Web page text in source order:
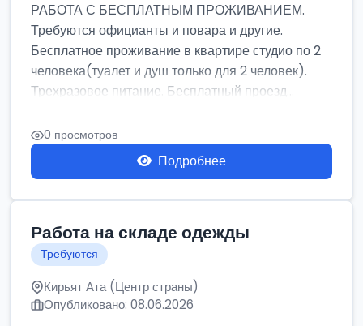
РАБОТА С БЕСПЛАТНЫМ ПРОЖИВАНИЕМ.
Требуются официанты и повара и другие.
Бесплатное проживание в квартире студио по 2
человека(туалет и душ только для 2 человек).
Трехразовое питание. Бесплатный проезд...
0 просмотров
Подробнее
Работа на складе одежды
Требуются
Кирьят Ата (Центр страны)
Опубликовано: 08.06.2026